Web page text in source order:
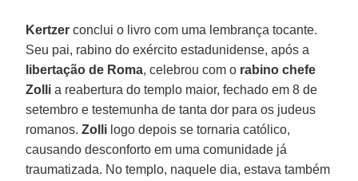
Kertzer conclui o livro com uma lembrança tocante.
Seu pai, rabino do exército estadunidense, após a
libertação de Roma, celebrou com o rabino chefe
Zolli a reabertura do templo maior, fechado em 8 de
setembro e testemunha de tanta dor para os judeus
romanos.Zolli logo depois se tornaria católico,
causando desconforto em uma comunidade já
traumatizada. No templo, naquele dia, estava também